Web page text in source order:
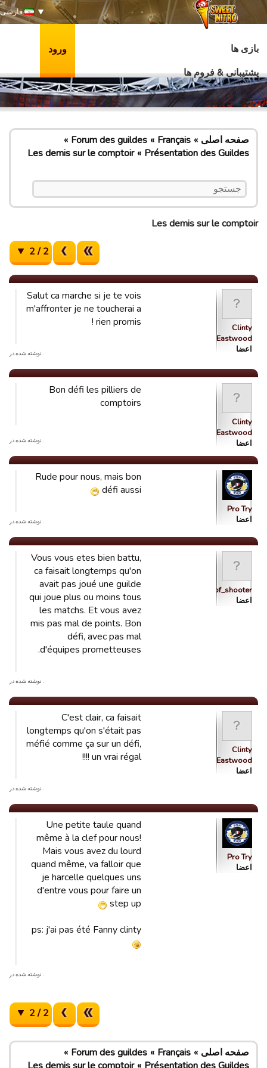
فارسی
بازی ها
پشتیبانی & فروم ها
ورود
صفحه اصلی Français
Forum des guildes
Présentation des Guildes
Les demis sur le comptoir
Les demis sur le comptoir
2 / 2
Clinty
Eastwood
اعضا
Salut ca marche si je te vois
m'affronter je ne toucherai a
rien promis !
. نوشته شده در
Clinty
Eastwood
اعضا
Bon défi les pilliers de
comptoirs
. نوشته شده در
Pro Try
اعضا
Rude pour nous, mais bon
défi aussi
. نوشته شده در
schtroumpf_shooter
اعضا
Vous vous etes bien battu,
ca faisait longtemps qu'on
avait pas joué une guilde
qui joue plus ou moins tous
les matchs. Et vous avez
mis pas mal de points. Bon
défi, avec pas mal
d'équipes prometteuses.
. نوشته شده در
Clinty
Eastwood
اعضا
C'est clair, ca faisait
longtemps qu'on s'était pas
méfié comme ça sur un défi,
un vrai régal !!!!
. نوشته شده در
Pro Try
اعضا
Une petite taule quand
même à la clef pour nous!
Mais vous avez du lourd
quand même, va falloir que
je harcelle quelques uns
d'entre vous pour faire un
step up
ps: j'ai pas été Fanny clinty
. نوشته شده در
2 / 2
صفحه اصلی Français
Forum des guildes